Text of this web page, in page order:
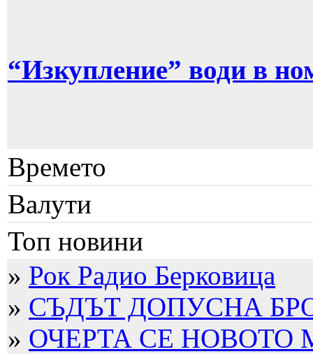
“Изкупление” води в
Времето
Валути
Топ новини
» Рок Радио Берковица
» СЪДЪТ ДОПУСНА
» ОЧЕРТА СЕ НОВОТО